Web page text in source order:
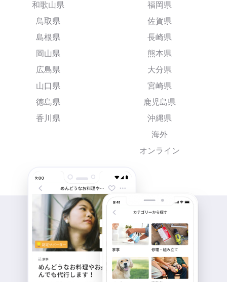
和歌山県
鳥取県
島根県
岡山県
広島県
山口県
徳島県
香川県
福岡県
佐賀県
長崎県
熊本県
大分県
宮崎県
鹿児島県
沖縄県
海外
オンライン